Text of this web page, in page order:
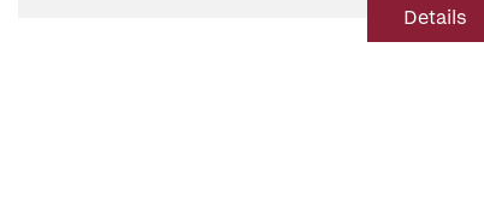
Details